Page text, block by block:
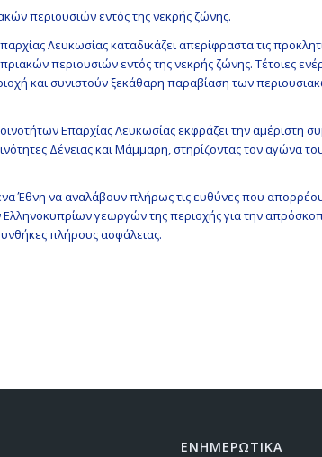
περιουσιών εντός της νεκρής ζώνης.
Λευκωσίας καταδικάζει απερίφραστα τις
περιουσιών εντός της νεκρής ζώνης. Τέτοιες
και συνιστούν ξεκάθαρη παραβίαση των
Επαρχίας Λευκωσίας εκφράζει την αμέριστη
Δένειας και Μάμμαρη, στηρίζοντας τον αγώνα
Έθνη να αναλάβουν πλήρως τις ευθύνες που
Ελληνοκυπρίων γεωργών της περιοχής για την
πλήρους ασφάλειας.
ΕΝΗΜΕΡΩΤΙΚΑ